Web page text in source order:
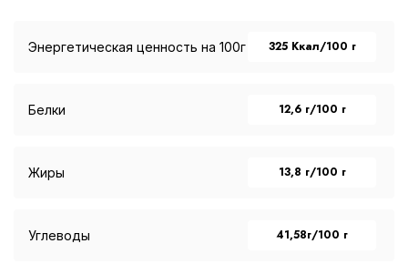
Энергетическая ценность на 100г 325 Ккал/100 г
Белки 12,6 г/100 г
Жиры 13,8 г/100 г
Углеводы 41,58г/100 г